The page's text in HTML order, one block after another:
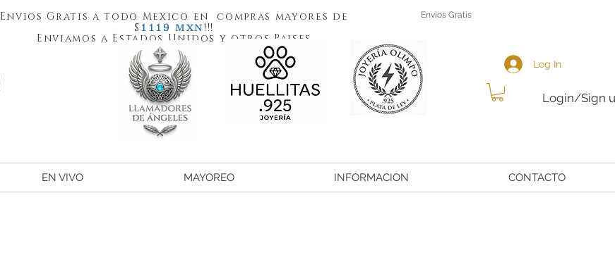
Envios Gratis a todo Mexico en compras mayores de
$ 1119 MXN!!!
Enviamos a Estados Unidos y otros Paises
Envios Gratis
Login/Sign
Log In
EN VIVO MAYOREO INFORMACION CONTACTO